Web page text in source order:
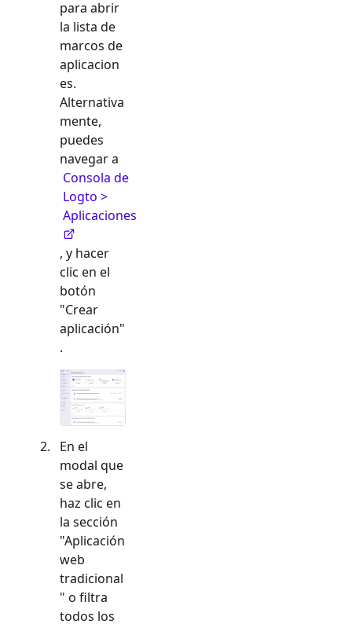
para abrir
la lista de
marcos de
aplicacion
es.
Alternativa
mente,
puedes
navegar a
Consola de
Logto >
Aplicaciones
, y hacer
clic en el
botón
"Crear
aplicación"
.
En el
modal que
se abre,
haz clic en
la sección
"Aplicación
web
tradicional
" o filtra
todos los